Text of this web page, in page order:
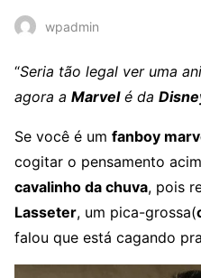
wpadmin
“Seria tão legal ver uma
agora a Marvelé da
Se você é um fanboy
cogitar o pensamento
cavalinho da chuva, pois
Lasseter, um pica-grossa(
falou que está cagando